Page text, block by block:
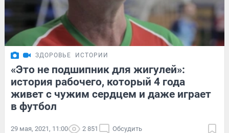
ЗДОРОВЬЕ ИСТОРИИ
«Это не подшипник для жигулей»:
история рабочего, который 4 года
живет с чужим сердцем и даже играет
в футбол
29 мая, 2021, 11:00 2 851 Обсудить